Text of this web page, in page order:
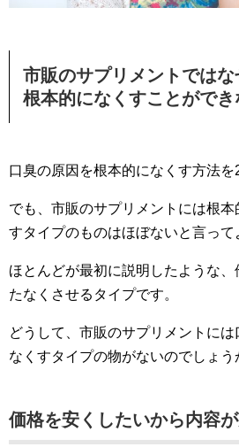
市販のサプリメントでは
根本的になくすことができ
口臭の原因を根本的になくす方法を
でも、市販のサプリメントには根本
すタイプのものはほぼないと言って
ほとんどが最初に説明したような
たなくさせるタイプです。
どうして、市販のサプリメントに
なくすタイプの物がないのでしょう
価格を安くしたいから内容